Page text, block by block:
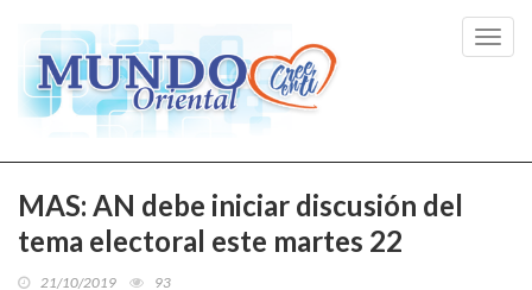
MAS: AN debe iniciar discusión del
tema electoral este martes 22
21/10/2019 93